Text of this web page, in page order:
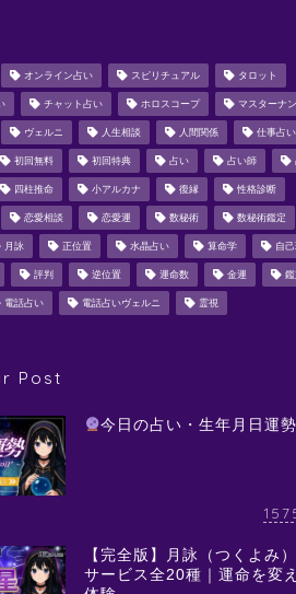
オンライン占い スピリチュアル タロット
チャット占い ホロスコープ マスターナ
ヴェルニ 人生相談 人間関係 仕事占い
初回無料 初回特典 占い 占い師
四柱推命 小アルカナ 復縁 性格診断
恋愛相談 恋愛運 数秘術 数秘術鑑定
月詠 正位置 水晶占い 算命学 自
評判 逆位置 運命数 金運
電話占い 電話占いヴェルニ 霊視
Post
今日の占い・生年月日運勢
【完全版】月詠（つくよみ
サービス全20種｜運命を変